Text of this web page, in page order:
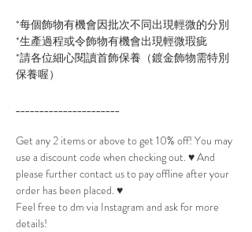
*每個飾物有機會因批次不同出現輕微的分別
*生產過程或令飾物有機會出現輕微瑕疵
*請各位細心閱讀首飾保養（鍍金飾物需特別
保養喔）
______________________
Get any 2 items or above to get 10% off! You may
use a discount code when checking out. ♥ And
please further contact us to pay offline after your
order has been placed. ♥
Feel free to dm via Instagram and ask for more
details!